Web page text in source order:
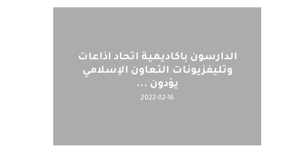
اليوم : المشاركة بالاجتماع
التحضيري لمنظمي قمة اسيا...